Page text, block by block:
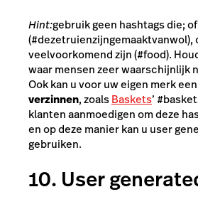
Hint:gebruik geen hashtags die;
(#dezetruienzijngemaaktvanwol),
veelvoorkomend zijn (#food).
waar mensen zeer waarschijnlijk
Ook kan u voor uw eigen merk een
verzinnen, zoalsBaskets’
klanten aanmoedigen om deze
en op deze manier kan u user
gebruiken.
10. User